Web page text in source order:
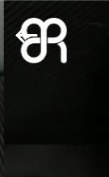
Technology
Co.,LTD..
Rights
Reserved.